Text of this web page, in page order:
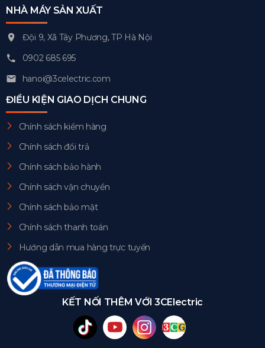
NHÀ MÁY SẢN XUẤT
Đội 9, Xã Tây Phương, TP Hà Nội
0902 685 695
hanoi@3celectric.com
ĐIỀU KIỆN GIAO DỊCH CHUNG
Chính sách kiểm hàng
Chính sách đổi trả
Chính sách bảo hành
Chính sách vận chuyển
Chính sách bảo mật
Chính sách thanh toán
Hướng dẫn mua hàng trực tuyến
KẾT NỐI THÊM VỚI 3CElectric